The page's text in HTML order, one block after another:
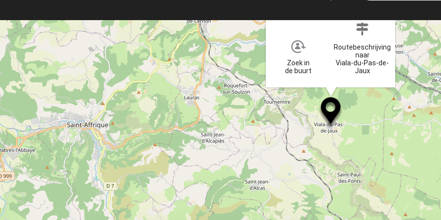
Zoek in
de buurt
Routebeschrijving
naar
Viala-du-Pas-de-
Jaux